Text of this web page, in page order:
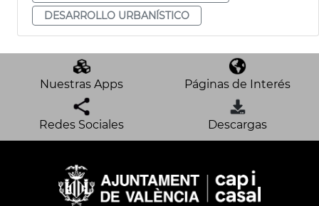
DESARROLLO URBANÍSTICO
Nuestras Apps Páginas de Interés
Redes Sociales Descargas